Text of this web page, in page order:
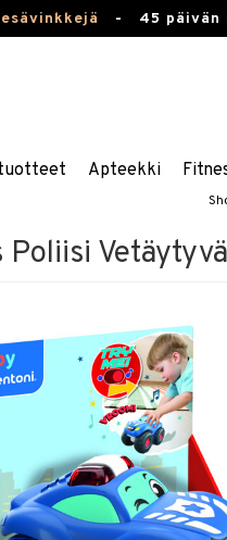
- 45
Apteekki
Poliisi